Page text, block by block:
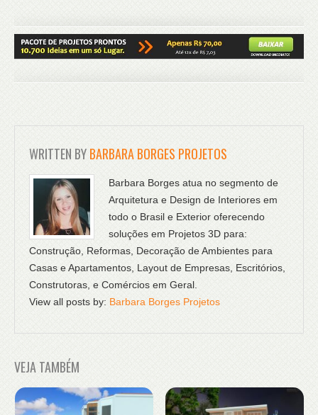
WRITTEN BYBARBARA BORGES PROJETOS
Barbara Borges atua no segmento de
Arquitetura e Design de Interiores em
todo o Brasil e Exterior oferecendo
soluções em Projetos 3D para:
Construção, Reformas, Decoração de Ambientes para
Casas e Apartamentos, Layout de Empresas, Escritórios,
Construtoras, e Comércios em Geral.
View all posts by: Barbara Borges Projetos
VEJA TAMBÉM